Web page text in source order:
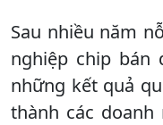
Sau nhiều năm
nghiệp chip bán
những kết quả
thành các